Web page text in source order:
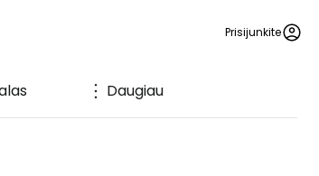
Prisijunkite
Daugiau